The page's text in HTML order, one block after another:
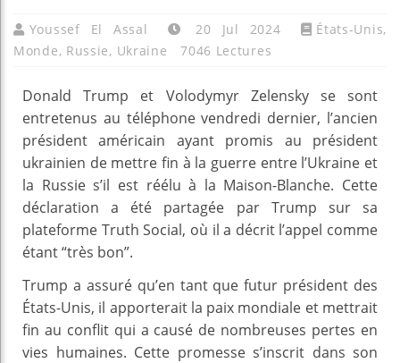
Youssef El Assal 20 Jul 2024 États-Unis,
Monde, Russie, Ukraine 7046 Lectures
Donald Trump et Volodymyr Zelensky se sont
entretenus au téléphone vendredi dernier, l’ancien
président américain ayant promis au président
ukrainien de mettre fin à la guerre entre l’Ukraine et
la Russie s’il est réélu à la Maison-Blanche. Cette
déclaration a été partagée par Trump sur sa
plateforme Truth Social, où il a décrit l’appel comme
étant “très bon”.
Trump a assuré qu’en tant que futur président des
États-Unis, il apporterait la paix mondiale et mettrait
fin au conflit qui a causé de nombreuses pertes en
vies humaines. Cette promesse s’inscrit dans son